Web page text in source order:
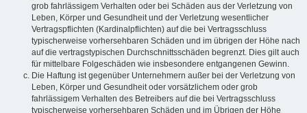
grob fahrlässigem Verhalten oder bei Schäden aus der Verletzung von
Leben, Körper und Gesundheit und der Verletzung wesentlicher
Vertragspflichten (Kardinalpflichten) auf die bei Vertragsschluss
typischerweise vorhersehbaren Schäden und im übrigen der Höhe nach
auf die vertragstypischen Durchschnittsschäden begrenzt. Dies gilt auch
für mittelbare Folgeschäden wie insbesondere entgangenen Gewinn.
Die Haftung ist gegenüber Unternehmern außer bei der Verletzung von
Leben, Körper und Gesundheit oder vorsätzlichem oder grob
fahrlässigem Verhalten des Betreibers auf die bei Vertragsschluss
typischerweise vorhersehbaren Schäden und im Übrigen der Höhe